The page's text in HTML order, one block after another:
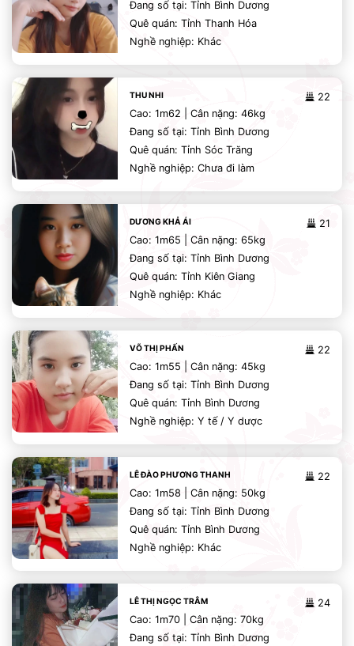
Đang số tại: Tỉnh Bình Dương
Quê quán: Tỉnh Thanh Hóa
Nghề nghiệp: Khác
22
THU NHI
Cao: 1m62 | Cân nặng: 46kg
Đang số tại: Tỉnh Bình Dương
Quê quán: Tỉnh Sóc Trăng
Nghề nghiệp: Chưa đi làm
21
DƯƠNG KHẢ ÁI
Cao: 1m65 | Cân nặng: 65kg
Đang số tại: Tỉnh Bình Dương
Quê quán: Tỉnh Kiên Giang
Nghề nghiệp: Khác
22
VÕ THỊ PHẤN
Cao: 1m55 | Cân nặng: 45kg
Đang số tại: Tỉnh Bình Dương
Quê quán: Tỉnh Bình Dương
Nghề nghiệp: Y tế / Y dược
22
LÊ ĐÀO PHƯƠNG THANH
Cao: 1m58 | Cân nặng: 50kg
Đang số tại: Tỉnh Bình Dương
Quê quán: Tỉnh Bình Dương
Nghề nghiệp: Khác
24
LÊ THỊ NGỌC TRÂM
Cao: 1m70 | Cân nặng: 70kg
Đang số tại: Tỉnh Bình Dương